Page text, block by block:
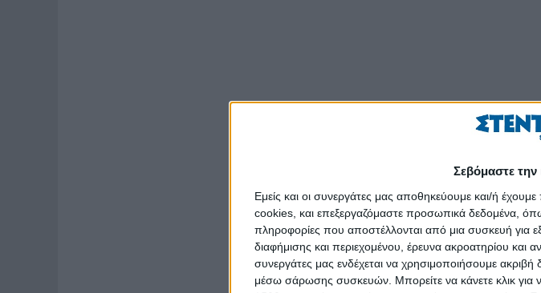
Σεβόμαστε την
Εμείς και οι συνεργάτες μας αποθηκεύουμε και/ή
cookies, και επεξεργαζόμαστε προσωπικά δεδομένα,
πληροφορίες που αποστέλλονται από μια συσκευή για
διαφήμισης και περιεχομένου, έρευνα ακροατηρίου και
συνεργάτες μας ενδέχεται να χρησιμοποιήσουμε
μέσω σάρωσης συσκευών. Μπορείτε να κάνετε κλικ για